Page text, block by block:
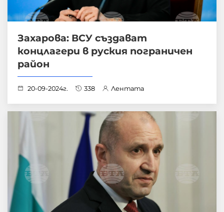
Захарова: ВСУ създават
концлагери в руския пограничен
район
20-09-2024г. 338 Лентата